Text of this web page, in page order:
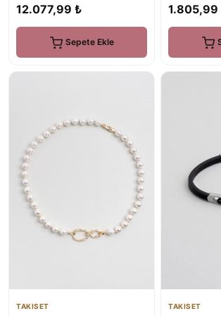
12.077,99 ₺
Sepete Ekle
1.805,99
TAKISET TAKISET